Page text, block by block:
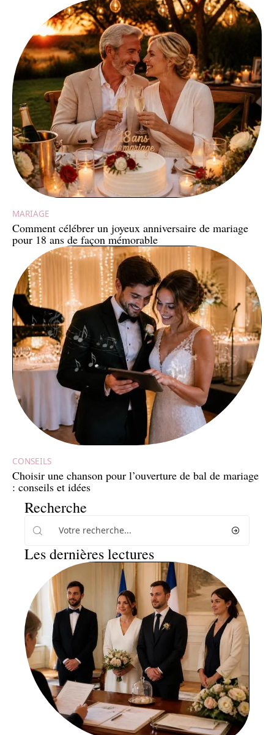
MARIAGE
Comment célébrer un joyeux anniversaire de mariage
pour 18 ans de façon mémorable
CONSEILS
Choisir une chanson pour l’ouverture de bal de mariage
: conseils et idées
Recherche
Les dernières lectures